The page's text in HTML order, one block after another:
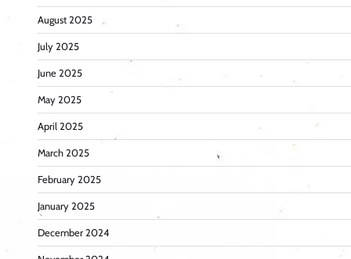
August 2025
July 2025
June 2025
May 2025
April 2025
March 2025
February 2025
January 2025
December 2024